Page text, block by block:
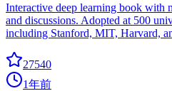
Interactive deep learning book with
and discussions. Adopted at 500
including Stanford, MIT, Harvard,
27540
1年前